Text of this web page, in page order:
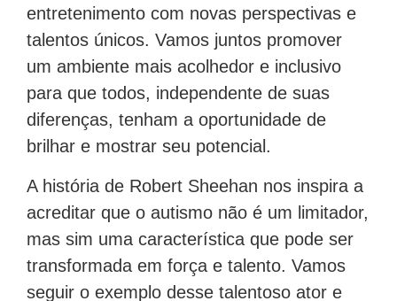
entretenimento com novas perspectivas e
talentos únicos. Vamos juntos promover
um ambiente mais acolhedor e inclusivo
para que todos, independente de suas
diferenças, tenham a oportunidade de
brilhar e mostrar seu potencial.
A história de Robert Sheehan nos inspira a
acreditar que o autismo não é um limitador,
mas sim uma característica que pode ser
transformada em força e talento. Vamos
seguir o exemplo desse talentoso ator e